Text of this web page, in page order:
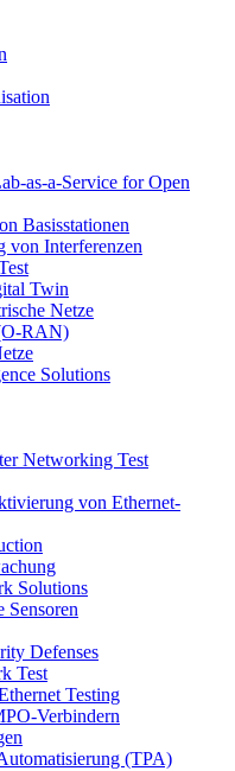
as-a-Service for Open
Basisstationen
von Interferenzen
Twin
Netze
RAN)
Solutions
Networking Test
von Ethernet-
Solutions
Sensoren
Defenses
Test
Testing
Verbindern
(TPA)